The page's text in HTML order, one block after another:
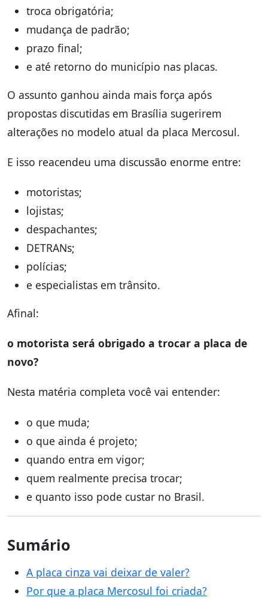
troca obrigatória;
mudança de padrão;
prazo final;
e até retorno do município nas placas.
O assunto ganhou ainda mais força após
propostas discutidas em Brasília sugerirem
alterações no modelo atual da placa Mercosul.
E isso reacendeu uma discussão enorme entre:
motoristas;
lojistas;
despachantes;
DETRANs;
polícias;
e especialistas em trânsito.
Afinal:
o motorista será obrigado a trocar a placa de
novo?
Nesta matéria completa você vai entender:
o que muda;
o que ainda é projeto;
quando entra em vigor;
quem realmente precisa trocar;
e quanto isso pode custar no Brasil.
Sumário
A placa cinza vai deixar de valer?
Por que a placa Mercosul foi criada?